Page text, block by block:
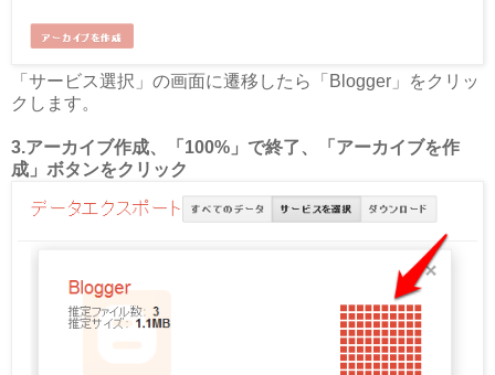
「サービス選択」の画面に遷移したら「Blogger」をクリッ
クします。
3.アーカイブ作成、「100%」で終了、「アーカイブを作
成」ボタンをクリック